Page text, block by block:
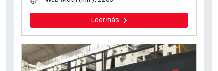
Leer más